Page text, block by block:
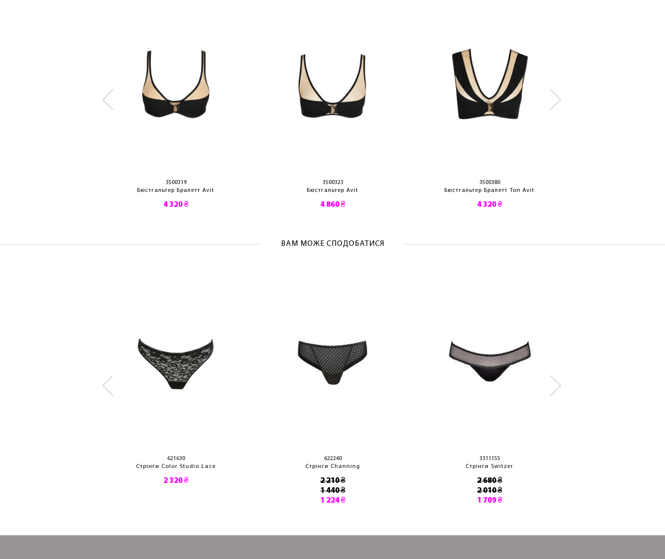
3500319
Бюстгальтер Бралетт Avit
4 320 ₴
3500323
Бюстгальтер Avit
4 860 ₴
3500380
Бюстгальтер Бралетт Топ Avit
4 320 ₴
ВАМ МОЖЕ СПОДОБАТИСЯ
621630
Стрінги Color Studio Lace
2 320 ₴
622240
Стрінги Channing
2 210 ₴
1 440 ₴
1 224 ₴
3311155
Стрінги Switzer
2 680 ₴
2 010 ₴
1 709 ₴